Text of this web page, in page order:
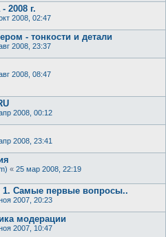
2008 г.
2008, 02:47
- тонкости и детали
2008, 23:37
2008, 08:47
2008, 00:12
2008, 23:41
« 25 мар 2008, 22:19
1. Самые первые вопросы..
2007, 20:23
модерации
2007, 10:47